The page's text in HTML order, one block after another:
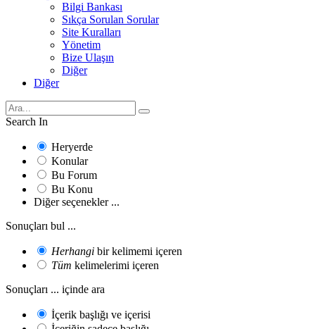
Bilgi Bankası
Sıkça Sorulan Sorular
Site Kuralları
Yönetim
Bize Ulaşın
Diğer
Diğer
Search In
Heryerde
Konular
Bu Forum
Bu Konu
Diğer seçenekler ...
Sonuçları bul ...
Herhangi bir kelimemi içeren
Tüm kelimelerimi içeren
Sonuçları ... içinde ara
İçerik başlığı ve içerisi